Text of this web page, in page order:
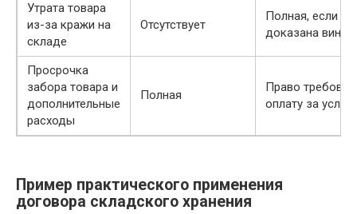
Утрата товара
из-за кражи на
складе
Отсутствует
Полная, если
доказана вина
Просрочка
забора товара и
дополнительные
расходы
Полная
Право
оплату за услуги
Пример практического применения
договора складского хранения